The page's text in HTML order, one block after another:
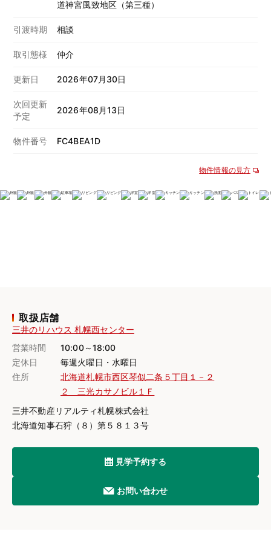
道神宮風致地区（第三種）
引渡時期 相談
取引態様 仲介
更新日 2026年07月30日
次回更新
予定
2026年08月13日
物件番号 FC4BEA1D
物件情報の見方
取扱店舗
三井のリハウス 札幌西センター
営業時間
10:00～18:00
定休日
毎週火曜日・水曜日
住所
北海道札幌市西区琴似二条５丁目１－２
２ 三光カサノビル１Ｆ
三井不動産リアルティ札幌株式会社
北海道知事石狩（８）第５８１３号
見学予約する
お問い合わせ